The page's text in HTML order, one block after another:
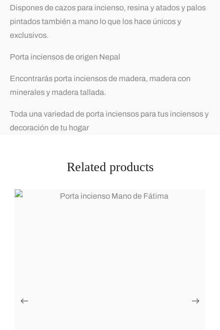
Dispones de cazos para incienso, resina y atados y palos
pintados también a mano lo que los hace únicos y
exclusivos.
Porta inciensos de origen Nepal
Encontrarás porta inciensos de madera, madera con
minerales y madera tallada.
Toda una variedad de porta inciensos para tus inciensos y
decoración de tu hogar
Related products